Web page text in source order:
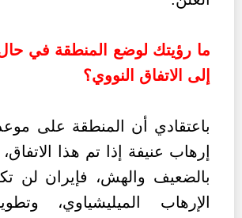
ما رؤيتك لوضع المنطقة في
إلى الاتفاق النووي؟
باعتقادي أن المنطقة على
إرهاب عنيفة إذا تم هذا
بالضعيف والهش، فإيران لن
الإرهاب الميليشياوي،